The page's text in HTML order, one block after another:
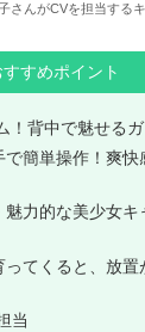
さんがCVを担当する
すすめポイント
！背中で魅せる
簡単操作！爽快
力的な美少女キ
てくると、放置
当